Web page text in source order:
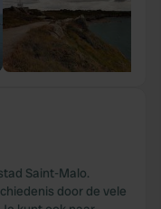
Saint-Malo.
door de vele